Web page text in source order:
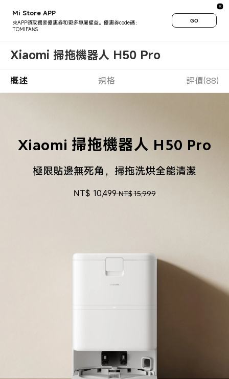
Mi Store APP
來APP領取獨家優惠券和更多專屬權益。優惠券code碼：
TOMIFANS
GO
Xiaomi 掃拖機器人 H50 Pro
概述 規格 評價(88)
Xiaomi 掃拖機器人 H50 Pro
極限貼邊無死角，掃拖洗烘全能清潔
NT$ 10,499 NT$15,999